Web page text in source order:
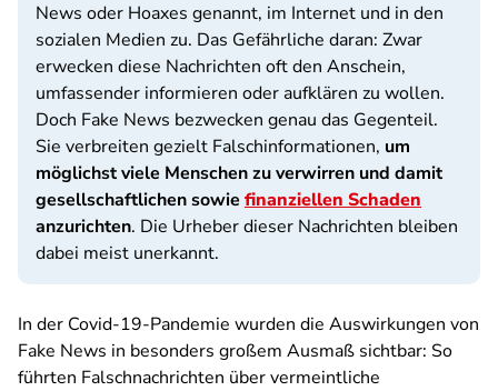
News oder Hoaxes genannt, im Internet und in den
sozialen Medien zu. Das Gefährliche daran: Zwar
erwecken diese Nachrichten oft den Anschein,
umfassender informieren oder aufklären zu wollen.
Doch Fake News bezwecken genau das Gegenteil.
Sie verbreiten gezielt Falschinformationen, um
möglichst viele Menschen zu verwirren und damit
gesellschaftlichen sowie finanziellen Schaden
anzurichten. Die Urheber dieser Nachrichten bleiben
dabei meist unerkannt.
In der Covid-19-Pandemie wurden die Auswirkungen von
Fake News in besonders großem Ausmaß sichtbar: So
führten Falschnachrichten über vermeintliche